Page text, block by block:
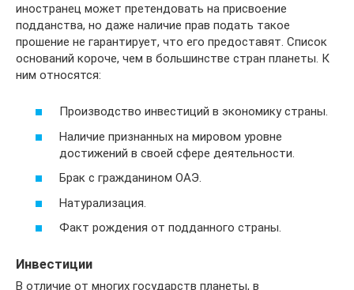
иностранец может претендовать на присвоение
подданства, но даже наличие прав подать такое
прошение не гарантирует, что его предоставят. Список
оснований короче, чем в большинстве стран планеты. К
ним относятся:
Производство инвестиций в экономику страны.
Наличие признанных на мировом уровне
достижений в своей сфере деятельности.
Брак с гражданином ОАЭ.
Натурализация.
Факт рождения от подданного страны.
Инвестиции
В отличие от многих государств планеты, в